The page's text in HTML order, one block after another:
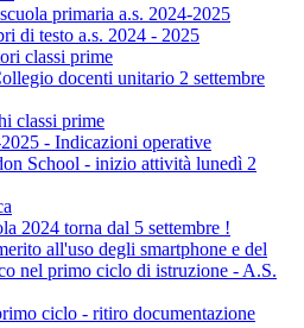
primaria a.s. 2024-2025
di testo a.s. 2024 - 2025
classi prime
docenti unitario 2 settembre
classi prime
- Indicazioni operative
School - inizio attività lunedì 2
2024 torna dal 5 settembre !
all'uso degli smartphone e del
nel primo ciclo di istruzione - A.S.
ciclo - ritiro documentazione